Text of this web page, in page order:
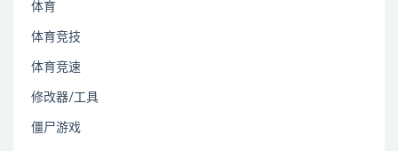
体育
体育竞技
体育竞速
修改器/工具
僵尸游戏